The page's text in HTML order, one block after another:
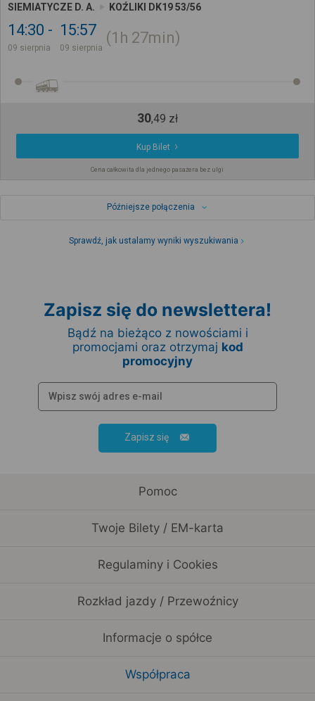
SIEMIATYCZE D. A. KOŹLIKI DK19 53/56
14:30
09 sierpnia
15:57
09 sierpnia
1h 27min
30,49 zł
Kup Bilet
Cena całkowita dla jednego pasażera bez ulgi
Późniejsze połączenia
Sprawdź, jak ustalamy wyniki wyszukiwania
Zapisz się do newslettera!
Bądź na bieżąco z nowościami i
promocjami oraz otrzymaj kod
promocyjny
Zapisz się
Pomoc
Twoje Bilety / EM-karta
Regulaminy i Cookies
Rozkład jazdy / Przewoźnicy
Informacje o spółce
Współpraca